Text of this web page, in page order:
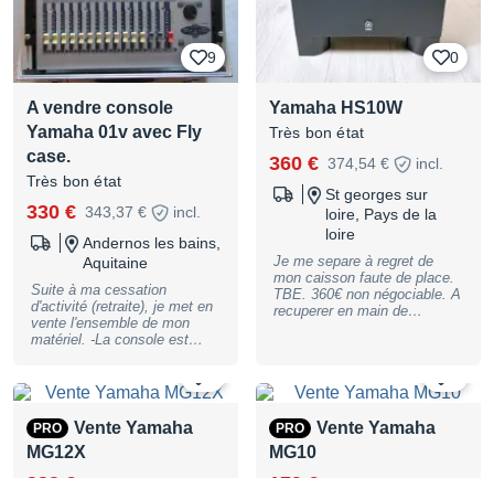
9
A vendre console
Yamaha 01v avec Fly
case.
Très bon état
330 € 343,37 €
incl.
Andernos les bains,
Aquitaine
Suite à ma cessation
d'activité (retraite), je met en
vente l'ensemble de mon
matériel. -La console est
parfaitement (Testé). Pour un
par Mondial Relay, le coût
serait d'environs 25 euros
(sans assurance). Sinon,
0
Yamaha HS10W
Très bon état
360 € 374,54 €
incl.
St georges sur
loire, Pays de la
loire
Je me separe à regret de
mon caisson faute de place.
TBE. 360€ non négociable. A
recuperer en main de
PRO
Vente Yamaha
MG12X
PRO
Vente Yamaha
MG10